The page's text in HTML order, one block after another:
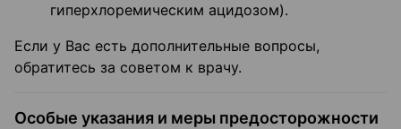
гиперхлоремическим ацидозом).
Если у Вас есть дополнительные вопросы,
обратитесь за советом к врачу.
Особые указания и меры предосторожности